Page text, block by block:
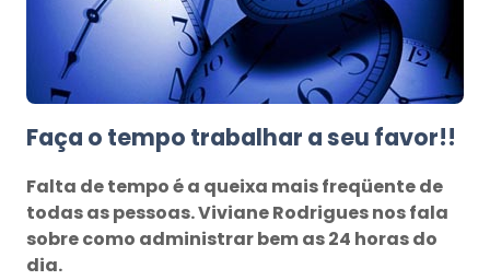
Faça o tempo trabalhar a seu favor!!
Falta de tempo é a queixa mais freqüente de
todas as pessoas. Viviane Rodrigues nos fala
sobre como administrar bem as 24 horas do
dia.